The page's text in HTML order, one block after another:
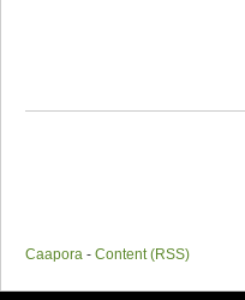
Caapora - Content (RSS)